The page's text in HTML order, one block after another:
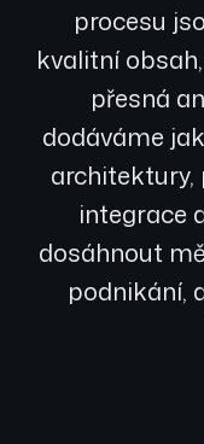
procesu
kvalitní
přesná
dodáváme
architektury,
integrace
dosáhnout
podnikání,